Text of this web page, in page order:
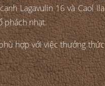
Lagavulin 16 và Caol Ila
phách nhạt.
hợp với việc thưởng thức